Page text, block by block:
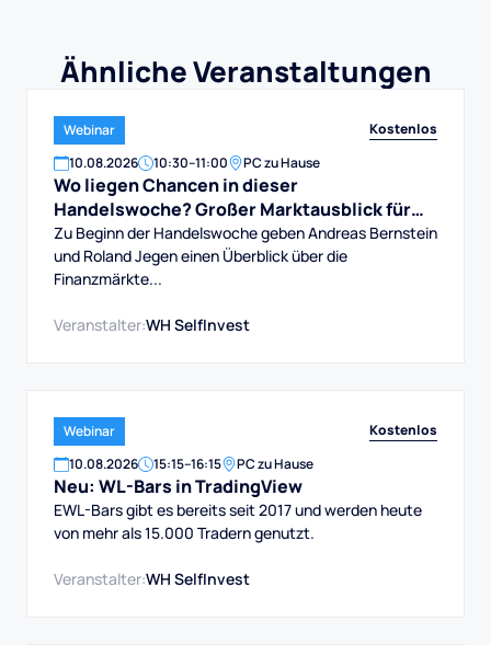
Ähnliche Veranstaltungen
Webinar
Kostenlos
10.08.2026 10:30–11:00 PC zu Hause
Wo liegen Chancen in dieser
Handelswoche? Großer Marktausblick für
DAX, Dow, Gold und Aktien
Zu Beginn der Handelswoche geben Andreas Bernstein
und Roland Jegen einen Überblick über die
Finanzmärkte...
Veranstalter:WH SelfInvest
Webinar
Kostenlos
10.08.2026 15:15–16:15 PC zu Hause
Neu: WL-Bars in TradingView
EWL-Bars gibt es bereits seit 2017 und werden heute
von mehr als 15.000 Tradern genutzt.
Veranstalter:WH SelfInvest